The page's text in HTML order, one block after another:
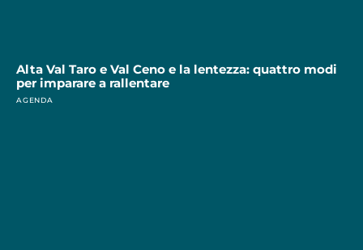
Alta Val Taro e Val Ceno e la lentezza: quattro modi
per imparare a rallentare
AGENDA